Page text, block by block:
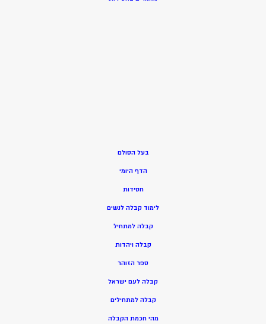
בעל הסולם
הדף היומי
חסידות
לימוד קבלה לנשים
קבלה למתחיל
קבלה ויהדות
ספר הזוהר
קבלה לעם ישראל
קבלה למתחילים
מהי חכמת הקבלה